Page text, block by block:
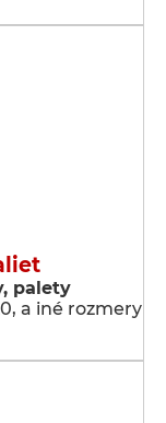
palety
a iné rozmery